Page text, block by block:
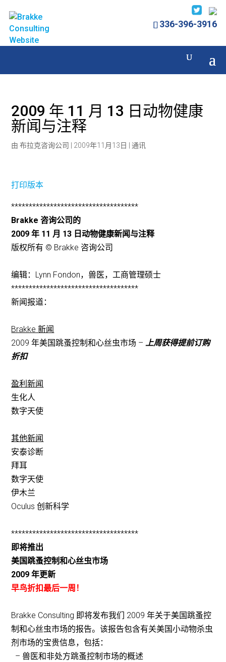
336-396-3916
2009 年 11 月 13 日动物健康
新闻与注释
由布拉克咨询公司 2009年11月13日 |通讯
打印版本
************************************
Brakke 咨询公司的
2009 年 11 月 13 日动物健康新闻与注释
版权所有 © Brakke 咨询公司
编辑：Lynn Fondon，兽医，工商管理硕士
************************************
新闻报道：
Brakke 新闻
2009 年美国跳蚤控制和心丝虫市场 – 上周获得提前订购
折扣
盈利新闻
生化人
数字天使
其他新闻
安泰诊断
拜耳
数字天使
伊木兰
Oculus 创新科学
************************************
即将推出
美国跳蚤控制和心丝虫市场
2009 年更新
早鸟折扣最后一周！
Brakke Consulting 即将发布我们 2009 年关于美国跳蚤控
制和心丝虫市场的报告。该报告包含有关美国小动物杀虫
剂市场的宝贵信息，包括：
– 兽医和非处方跳蚤控制市场的概述